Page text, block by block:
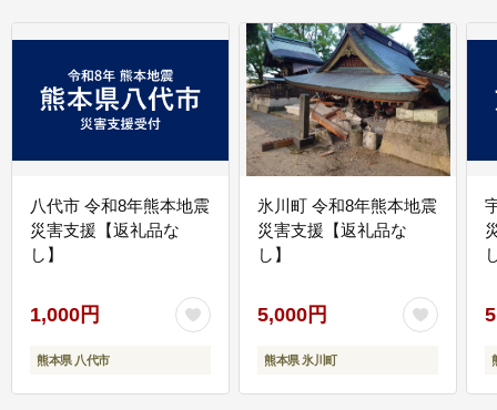
八代市 令和8年熊本地震
災害支援【返礼品な
し】
1,000円
熊本県 八代市
氷川町 令和8年熊本地震
災害支援【返礼品な
し】
5,000円
熊本県 氷川町